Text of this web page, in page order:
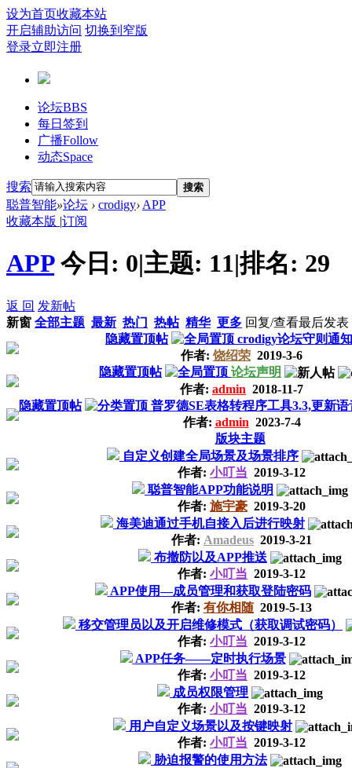
设为首页收藏本站
开启辅助访问 切换到窄版
登录立即注册
论坛BBS
每日签到
广播Follow
动态Space
搜索 搜索
聪普智能»论坛 › crodigy› APP
收藏本版 |订阅
APP 今日: 0|主题: 11|排名: 29
返 回 发新帖
新窗 全部主题 最新 热门 热帖 精华 更多 回复/查看最后发表
隐藏置顶帖
crodigy论坛守则通知
作者: 饶绍荣 2019-3-6
隐藏置顶帖
论坛声明
作者: admin 2018-11-7
隐藏置顶帖
普罗德SE表格转程序工具3.3,更新
作者: admin 2023-7-4
版块主题
自定义创建全局场景及场景排序
作者: 小叮当 2019-3-12
聪普智能APP功能说明
作者: 施宇豪 2019-3-20
海美迪通过手机自接入后进行映射
作者: Amadeus 2019-3-21
布撤防以及APP推送
作者: 小叮当 2019-3-12
APP使用—成员管理和获取登陆密码
作者: 有你相随2019-5-13
移交管理员以及开启维修模式（获取调试密码）
作者: 小叮当 2019-3-12
APP任务——定时执行场景
作者: 小叮当 2019-3-12
成员权限管理
作者: 小叮当 2019-3-12
用户自定义场景以及按键映射
作者: 小叮当 2019-3-12
胁迫报警的使用方法